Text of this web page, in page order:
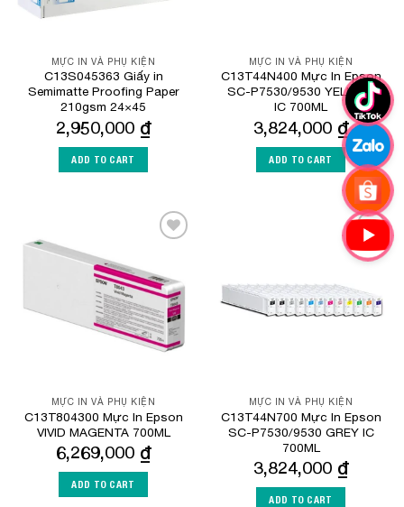
MỰC IN VÀ PHỤ KIỆN
C13S045363 Giấy in
Semimatte Proofing Paper
210gsm 24×45
2,950,000 ₫
ADD TO CART
MỰC IN VÀ PHỤ KIỆN
C13T44N400 Mực In Epson
SC-P7530/9530 YELLOW
IC 700ML
3,824,000 ₫
ADD TO CART
MỰC IN VÀ PHỤ KIỆN
C13T804300 Mực In Epson
VIVID MAGENTA 700ML
6,269,000 ₫
ADD TO CART
Add to
Wishlist
MỰC IN VÀ PHỤ KIỆN
C13T44N700 Mực In Epson
SC-P7530/9530 GREY IC
700ML
3,824,000 ₫
ADD TO CART